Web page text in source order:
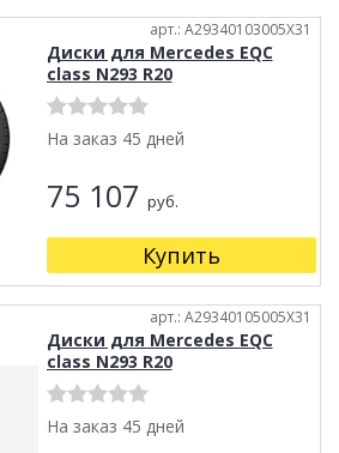
арт.: A29340103005X31
Диски для Mercedes EQC
class N293 R20
На заказ 45 дней
75 107 руб.
Купить
арт.: A29340105005X31
Диски для Mercedes EQC
class N293 R20
На заказ 45 дней